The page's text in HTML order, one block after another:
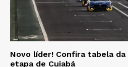
Novo líder! Confira tabela da
etapa de Cuiabá